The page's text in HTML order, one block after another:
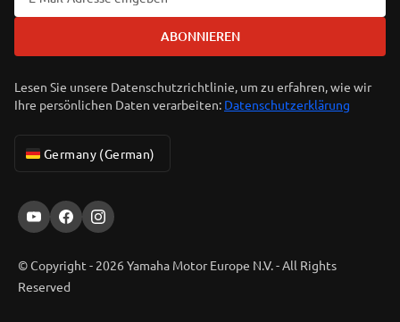
ABONNIEREN
Lesen Sie unsere Datenschutzrichtlinie, um zu erfahren, wie wir
Ihre persönlichen Daten verarbeiten: Datenschutzerklärung
Germany (German)
© Copyright - 2026 Yamaha Motor Europe N.V. - All Rights
Reserved